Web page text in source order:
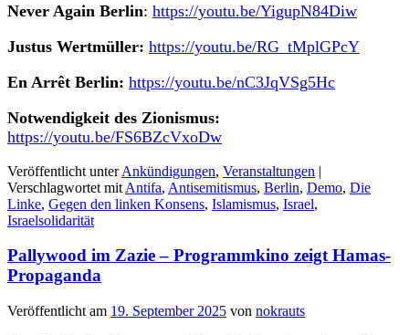
Never Again Berlin: https://youtu.be/YigupN84Diw
Justus Wertmüller: https://youtu.be/RG_tMplGPcY
En Arrêt Berlin: https://youtu.be/nC3JqVSg5Hc
Notwendigkeit des Zionismus:
https://youtu.be/FS6BZcVxoDw
Veröffentlicht unter Ankündigungen, Veranstaltungen |
Verschlagwortet mit Antifa, Antisemitismus, Berlin, Demo, Die
Linke, Gegen den linken Konsens, Islamismus, Israel,
Israelsolidarität
Pallywood im Zazie – Programmkino zeigt Hamas-
Propaganda
Veröffentlicht am 19. September 2025 von nokrauts